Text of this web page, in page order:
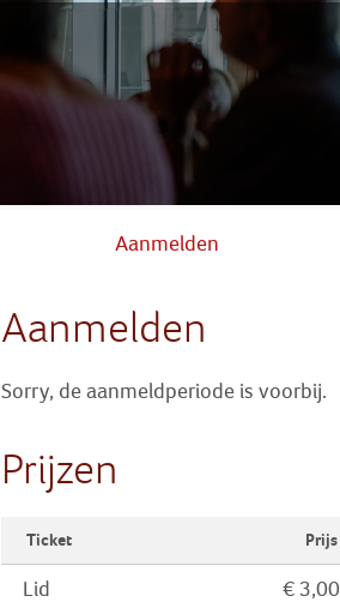
Aanmelden
Aanmelden
Sorry, de aanmeldperiode is voorbij.
Prijzen
Ticket Prijs
Lid € 3,00